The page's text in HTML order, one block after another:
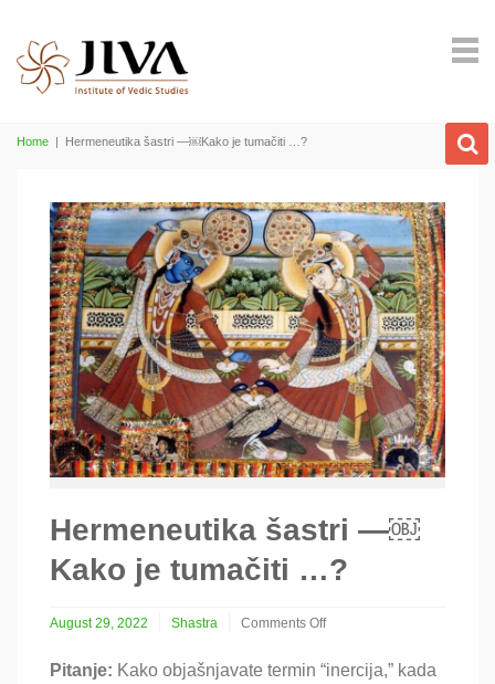
Home | Hermeneutika šastri —￼Kako je tumačiti …?
Hermeneutika šastri —￼
Kako je tumačiti …?
August 29, 2022 Shastra
Comments Off
Hermeneutika
Pitanje: Kako objašnjavate termin “inercija,” kada